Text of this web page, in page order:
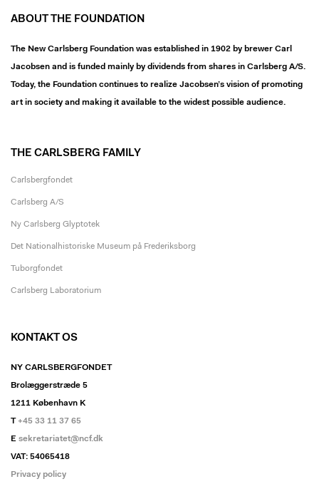
ABOUT THE FOUNDATION
The New Carlsberg Foundation was established in 1902 by brewer Carl
Jacobsen and is funded mainly by dividends from shares in Carlsberg A/S.
Today, the Foundation continues to realize Jacobsen’s vision of promoting
art in society and making it available to the widest possible audience.
THE CARLSBERG FAMILY
Carlsbergfondet
Carlsberg A/S
Ny Carlsberg Glyptotek
Det Nationalhistoriske Museum på Frederiksborg
Tuborgfondet
Carlsberg Laboratorium
KONTAKT OS
NY CARLSBERGFONDET
Brolæggerstræde 5
1211 København K
T+45 33 11 37 65
E sekretariatet@ncf.dk
VAT: 54065418
Privacy policy